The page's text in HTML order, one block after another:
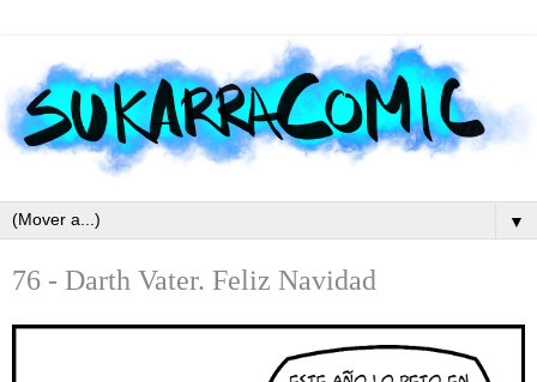
▼
76 - Darth Vater. Feliz Navidad